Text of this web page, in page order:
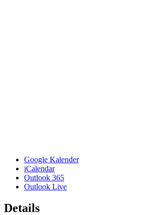
Google Kalender
iCalendar
Outlook 365
Outlook Live
Details